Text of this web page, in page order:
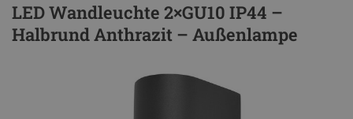
LED Wandleuchte 2×GU10 IP44 –
Halbrund Anthrazit – Außenlampe